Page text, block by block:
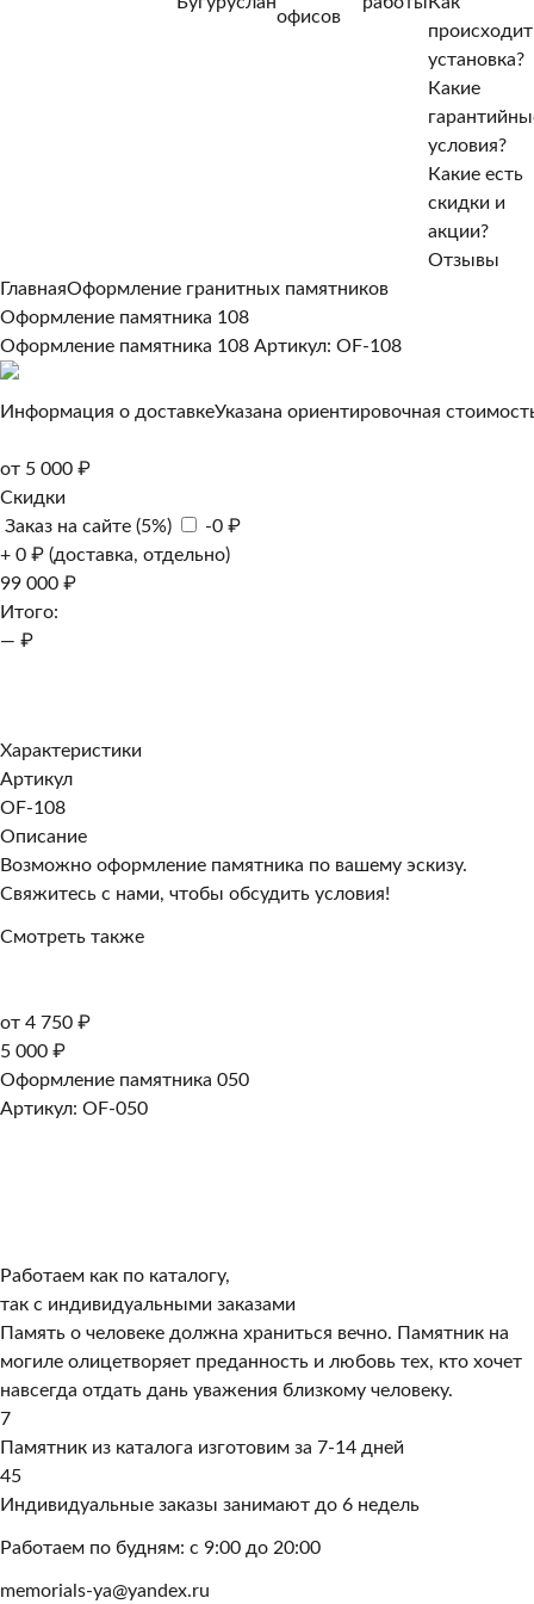
офисов
происходит
установка?
Какие
условия?
Какие есть
скидки и
акции?
Отзывы
ГлавнаяОформление гранитных памятников
Оформление памятника 108
Оформление памятника 108 Артикул: OF-108
Информация о доставкеУказана ориентировочная
от 5 000 ₽
Скидки
Заказ на сайте (5%)
-0 ₽
+ 0 ₽ (доставка, отдельно)
99 000 ₽
Итого:
— ₽
Характеристики
Артикул
OF-108
Описание
Возможно оформление памятника по вашему эскизу.
Свяжитесь с нами, чтобы обсудить условия!
Смотреть также
от 4 750 ₽
5 000 ₽
Оформление памятника 050
Артикул: OF-050
Работаем как по каталогу,
так с индивидуальными заказами
Память о человеке должна храниться вечно. Памятник на
могиле олицетворяет преданность и любовь тех, кто хочет
навсегда отдать дань уважения близкому человеку.
7
Памятник из каталога изготовим за 7-14 дней
45
Индивидуальные заказы занимают до 6 недель
Работаем по будням: с 9:00 до 20:00
memorials-ya@yandex.ru